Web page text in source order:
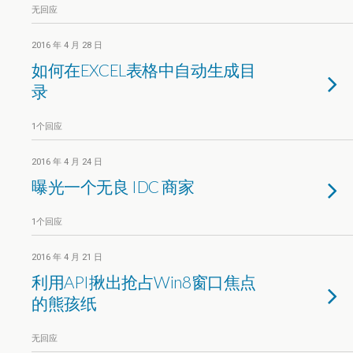
无回应
2016 年 4 月 28 日
如何在EXCEL表格中自动生成目
录
1个回应
2016 年 4 月 24 日
曝光一个无良 IDC 商家
1个回应
2016 年 4 月 21 日
利用API揪出抢占Win8窗口焦点
的熊孩纸
无回应